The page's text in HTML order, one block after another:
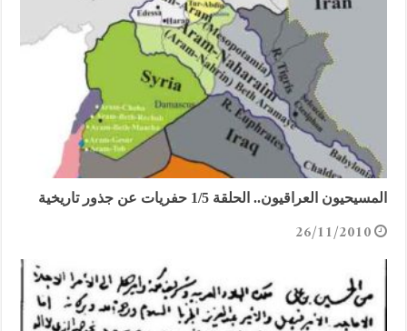
المسيحيون العراقيون.. الحلقة 1/5 حفريات عن جذور تاريخية
26/11/2010